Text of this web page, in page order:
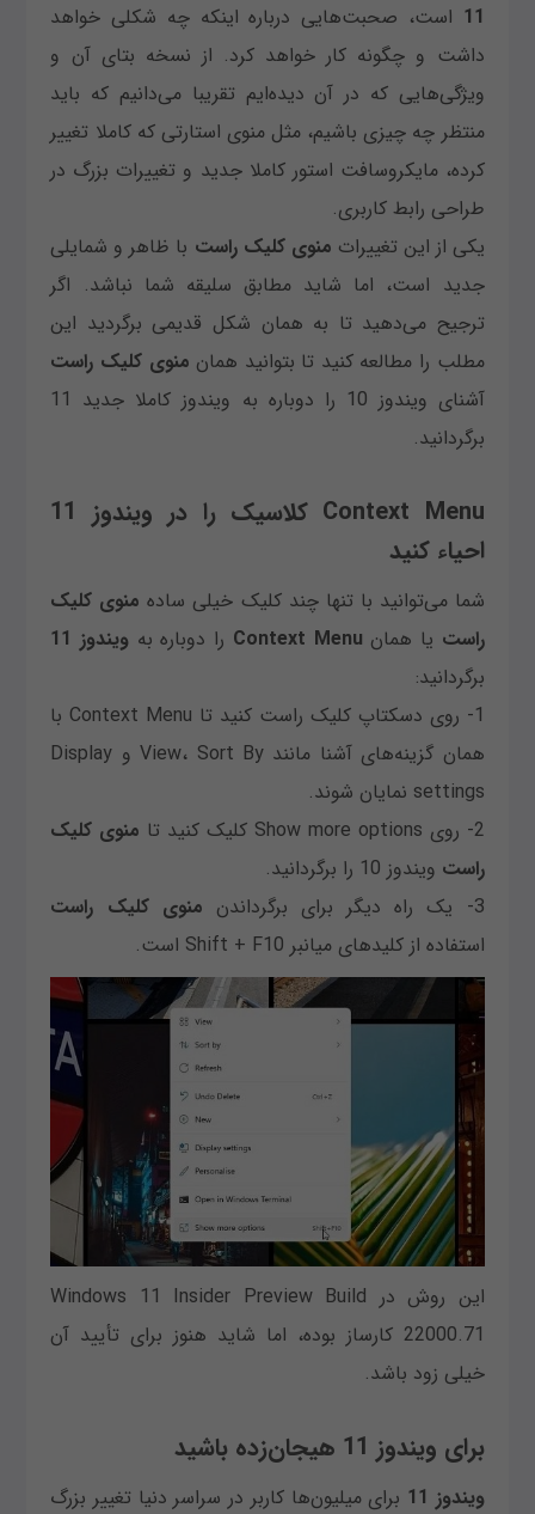
11 است، صحبت‌هایی درباره اینکه چه شکلی خواهد
داشت و چگونه کار خواهد کرد. از نسخه بتای آن و
ویژگی‌هایی که در آن دیده‌ایم تقریبا می‌دانیم که باید
منتظر چه چیزی باشیم، مثل منوی استارتی که کاملا تغییر
کرده، مایکروسافت استور کاملا جدید و تغییرات بزرگ در
طراحی رابط کاربری.
یکی از این تغییرات منوی کلیک راست با ظاهر و شمایلی
جدید است، اما شاید مطابق سلیقه شما نباشد. اگر
ترجیح می‌دهید تا به همان شکل قدیمی برگردید این
مطلب را مطالعه کنید تا بتوانید همان منوی کلیک راست
آشنای ویندوز 10 را دوباره به ویندوز کاملا جدید 11
برگردانید.
Context Menu کلاسیک را در ویندوز 11
احیاء کنید
شما می‌توانید با تنها چند کلیک خیلی ساده منوی کلیک
راست یا همان Context Menu را دوباره به ویندوز 11
برگردانید:
1- روی دسکتاپ کلیک راست کنید تا Context Menu با
همان گزینه‌های آشنا مانند View، Sort By و Display
settings نمایان شوند.
2- روی Show more options کلیک کنید تا
منوی کلیک
راست ویندوز 10 را برگردانید.
3- یک راه دیگر برای برگرداندن
منوی کلیک راست
استفاده از کلیدهای میانبر Shift + F10 است.
این روش در Windows 11 Insider Preview Build
22000.71 کارساز بوده، اما شاید هنوز برای تأیید آن
خیلی زود باشد.
برای ویندوز 11 هیجان‌زده باشید
ویندوز 11
برای میلیون‌ها کاربر در سراسر دنیا تغییر بزرگ